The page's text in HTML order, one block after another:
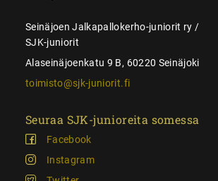
Seinäjoen Jalkapallokerho-juniorit ry /
SJK-juniorit
Alaseinäjoenkatu 9 B, 60220 Seinäjoki
toimisto@sjk-juniorit.fi
Seuraa SJK-junioreita somessa
Facebook
Instagram